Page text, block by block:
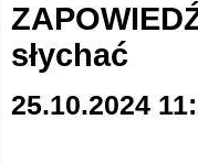
słychać
25.10.2024